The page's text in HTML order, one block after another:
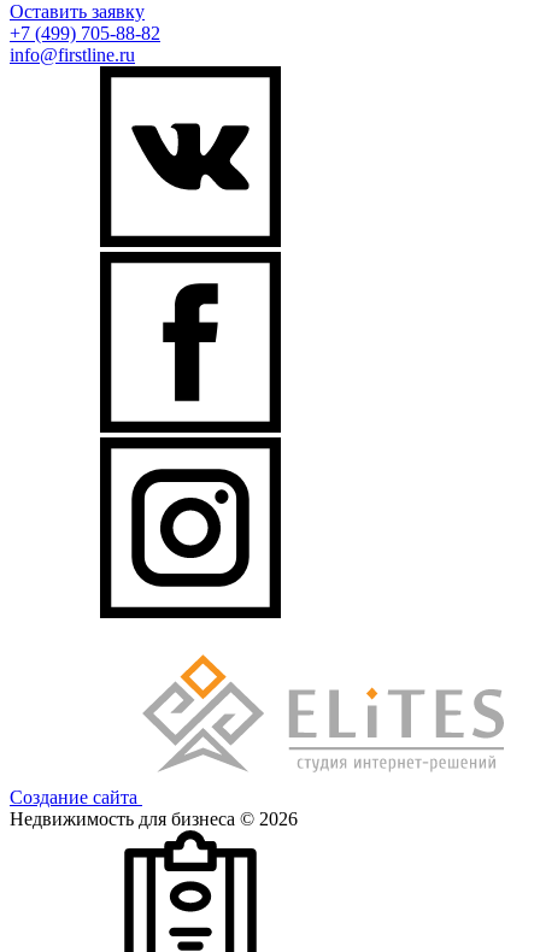
Оставить заявку
+7 (499) 705-88-82
info@firstline.ru
Создание сайта
Недвижимость для бизнеса © 2026